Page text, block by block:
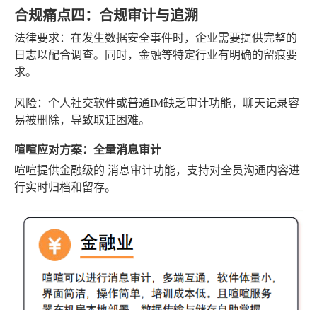
合规痛点四：合规审计与追溯
法律要求 ：在发生数据安全事件时，企业需要提供完整的
日志以配合调查。同时，金融等特定行业有明确的留痕要
求。
风险：个人社交软件或普通IM缺乏审计功能，聊天记录容
易被删除，导致取证困难。
喧喧应对方案：全量消息审计
喧喧提供金融级的 消息审计功能，支持对全员沟通内容进
行实时归档和留存。